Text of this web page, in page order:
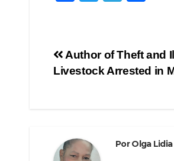
e
b
er gr
a
p
ar
Navegación
Author of Theft and
Livestock Arrested in
PorOlga